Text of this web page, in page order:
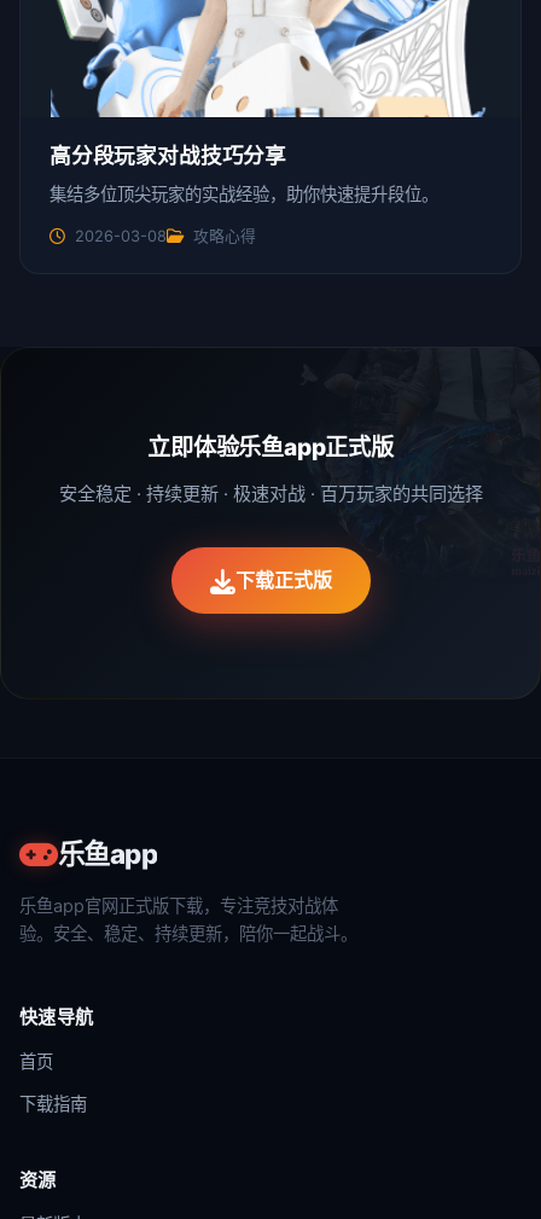
高分段玩家对战技巧分享
集结多位顶尖玩家的实战经验，助你快速提升段位。
2026-03-08 攻略心得
立即体验乐鱼app正式版
安全稳定 · 持续更新 · 极速对战 · 百万玩家的共同选择
下载正式版
乐鱼app
乐鱼app官网正式版下载，专注竞技对战体
验。安全、稳定、持续更新，陪你一起战斗。
快速导航
首页
下载指南
资源